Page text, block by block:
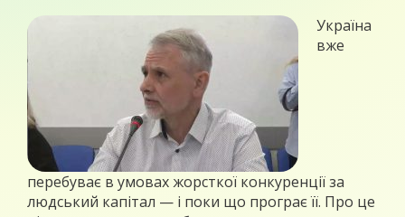
Україна
вже
перебуває в умовах жорсткої конкуренції за
людський капітал — і поки що програє її. Про це